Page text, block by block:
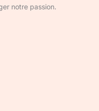
notre passion.